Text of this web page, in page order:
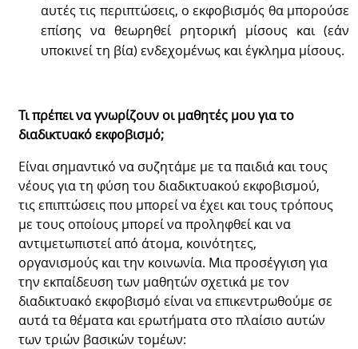
αυτές τις περιπτώσεις, ο εκφοβισμός θα μπορούσε
επίσης να θεωρηθεί ρητορική μίσους και (εάν
υποκινεί τη βία) ενδεχομένως και έγκλημα μίσους.
Τι πρέπει να γνωρίζουν οι μαθητές μου για το
διαδικτυακό εκφοβισμό;
Είναι σημαντικό να συζητάμε με τα παιδιά και τους
νέους για τη φύση του διαδικτυακού εκφοβισμού,
τις επιπτώσεις που μπορεί να έχει και τους τρόπους
με τους οποίους μπορεί να προληφθεί και να
αντιμετωπιστεί από άτομα, κοινότητες,
οργανισμούς και την κοινωνία. Μια προσέγγιση για
την εκπαίδευση των μαθητών σχετικά με τον
διαδικτυακό εκφοβισμό είναι να επικεντρωθούμε σε
αυτά τα θέματα και ερωτήματα στο πλαίσιο αυτών
των τριών βασικών τομέων: